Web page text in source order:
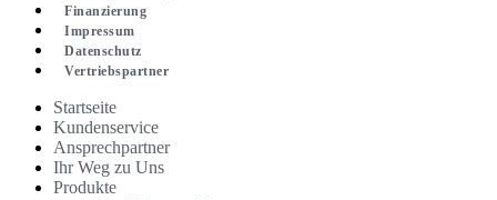
Finanzierung
Impressum
Datenschutz
Vertriebspartner
Startseite
Kundenservice
Ansprechpartner
Ihr Weg zu Uns
Produkte